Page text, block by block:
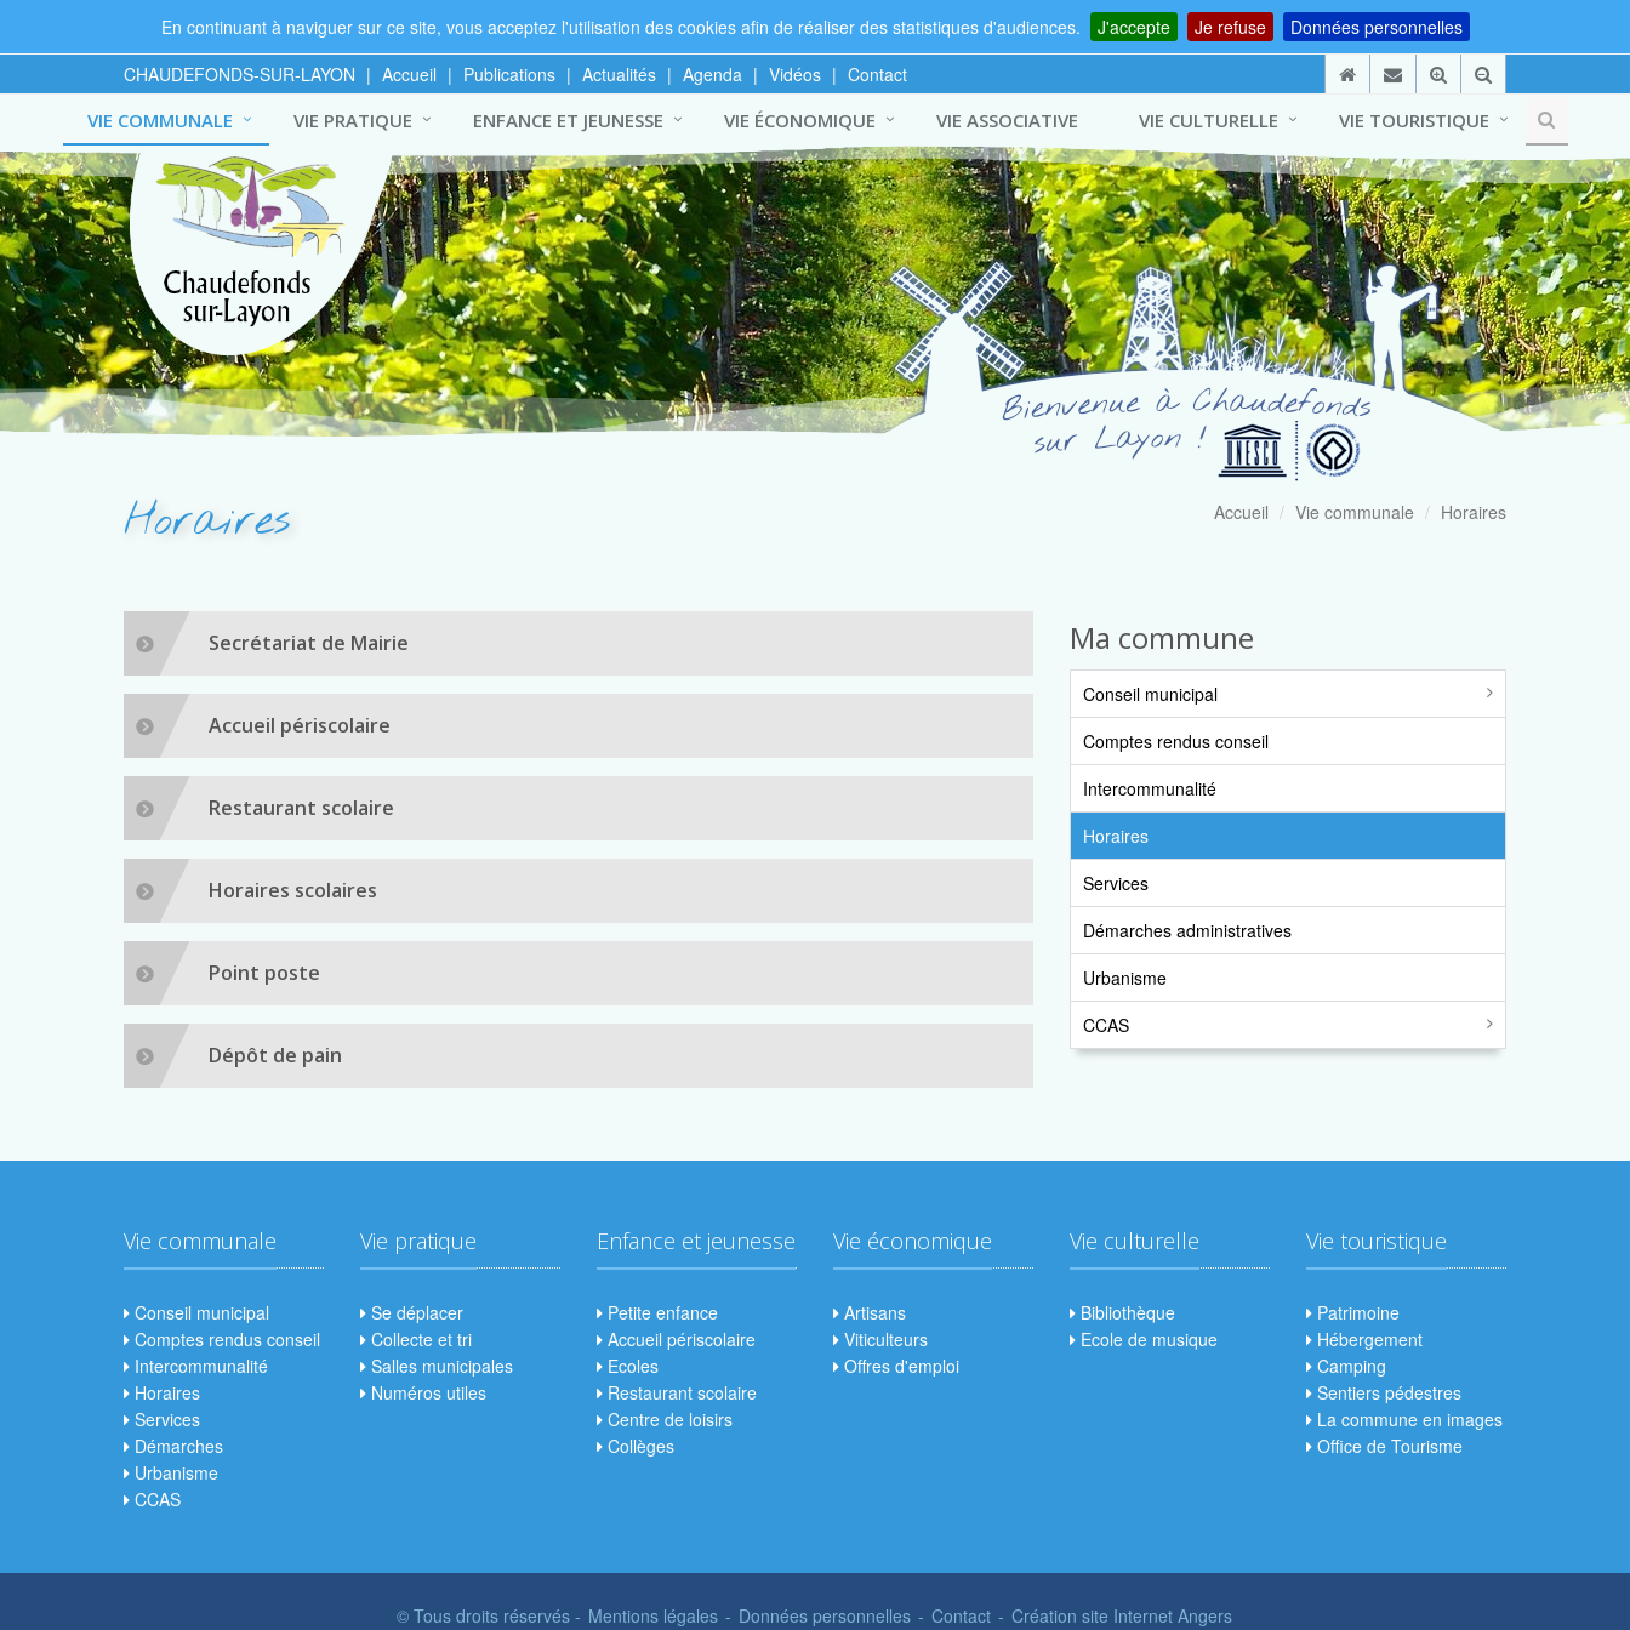
En continuant à naviguer sur ce site, vous acceptez l'utilisation des cookies afin de réaliser des statistiques d'audiences. J'accepte Je refuse
Données personnelles
CHAUDEFONDS-SUR-LAYON | Accueil | Publications | Actualités | Agenda | Vidéos | Contact
VIE COMMUNALE
VIE PRATIQUE ENFANCE ET JEUNESSE VIE ÉCONOMIQUE VIE ASSOCIATIVE VIE CULTURELLE VIE TOURISTIQUE
Horaires Accueil Vie communale Horaires
Secrétariat de Mairie
Accueil périscolaire
Restaurant scolaire
Horaires scolaires
Point poste
Dépôt de pain
Ma commune
Conseil municipal
Comptes rendus conseil
Intercommunalité
Horaires
Services
Démarches administratives
Urbanisme
CCAS
Vie communale
Conseil municipal
Comptes rendus conseil
Intercommunalité
Horaires
Services
Démarches
Urbanisme
CCAS
Vie pratique
Se déplacer
Collecte et tri
Salles municipales
Numéros utiles
Enfance et jeunesse
Petite enfance
Accueil périscolaire
Ecoles
Restaurant scolaire
Centre de loisirs
Collèges
Vie économique
Artisans
Viticulteurs
Offres d'emploi
Vie culturelle
Bibliothèque
Ecole de musique
Vie touristique
Patrimoine
Hébergement
Camping
Sentiers pédestres
La commune en images
Office de Tourisme
© Tous droits réservés - Mentions légales - Données personnelles - Contact - Création site Internet Angers